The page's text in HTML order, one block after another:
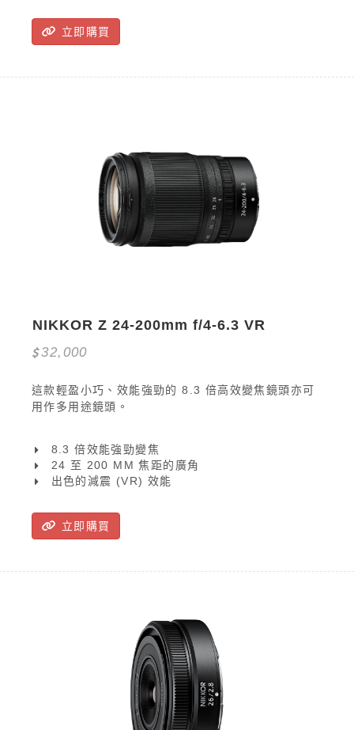
立即購買
NIKKOR Z 24-200mm f/4-6.3 VR
32,000
這款輕盈小巧、效能強勁的 8.3 倍高效變焦鏡頭亦可
用作多用途鏡頭。
8.3 倍效能強勁變焦
24 至 200 MM 焦距的廣角
出色的減震 (VR) 效能
立即購買